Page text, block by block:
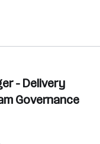
- Delivery
Governance